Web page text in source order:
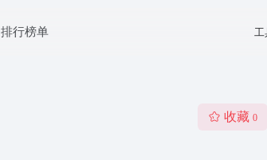
排行榜单 工
收藏 0